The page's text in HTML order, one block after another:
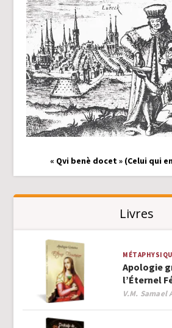
« Qvi benè docet » (Celui qui
Livres
Apologie
l’Éternel
Author
V.M. Samael